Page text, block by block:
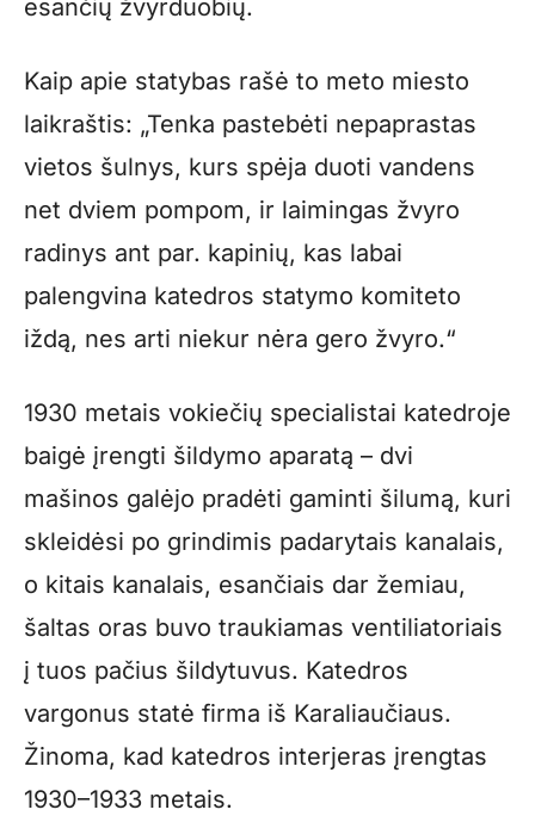
esančių žvyrduobių.
Kaip apie statybas rašė to meto miesto
laikraštis: „Tenka pastebėti nepaprastas
vietos šulnys, kurs spėja duoti vandens
net dviem pompom, ir laimingas žvyro
radinys ant par. kapinių, kas labai
palengvina katedros statymo komiteto
iždą, nes arti niekur nėra gero žvyro.“
1930 metais vokiečių specialistai katedroje
baigė įrengti šildymo aparatą – dvi
mašinos galėjo pradėti gaminti šilumą, kuri
skleidėsi po grindimis padarytais kanalais,
o kitais kanalais, esančiais dar žemiau,
šaltas oras buvo traukiamas ventiliatoriais
į tuos pačius šildytuvus. Katedros
vargonus statė firma iš Karaliaučiaus.
Žinoma, kad katedros interjeras įrengtas
1930–1933 metais.